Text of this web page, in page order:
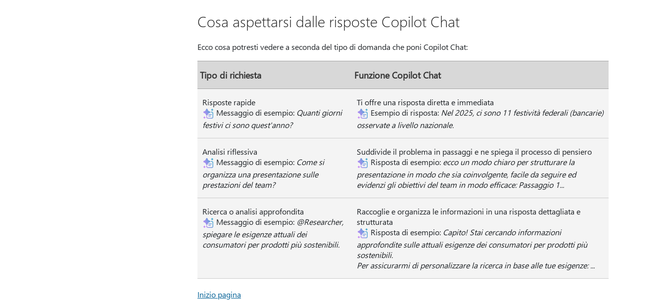
Cosa aspettarsi dalle risposte Copilot Chat
Ecco cosa potresti vedere a seconda del tipo di domanda che poni Copilot Chat:
Tipo di richiesta Funzione Copilot Chat
Risposte rapide
Messaggio di esempio: Quanti giorni
festivi ci sono quest'anno?
Ti offre una risposta diretta e immediata
Esempio di risposta: Nel 2025, ci sono 11 festività federali (bancarie)
osservate a livello nazionale.
Analisi riflessiva
Messaggio di esempio: Come si
organizza una presentazione sulle
prestazioni del team?
Suddivide il problema in passaggi e ne spiega il processo di pensiero
Risposta di esempio: ecco un modo chiaro per strutturare la
presentazione in modo che sia coinvolgente, facile da seguire ed
evidenzi gli obiettivi del team in modo efficace: Passaggio 1...
Ricerca o analisi approfondita
Messaggio di esempio: @Researcher,
spiegare le esigenze attuali dei
consumatori per prodotti più sostenibili.
Raccoglie e organizza le informazioni in una risposta dettagliata e
strutturata
Risposta di esempio: Capito! Stai cercando informazioni
approfondite sulle attuali esigenze dei consumatori per prodotti più
sostenibili.
Per assicurarmi di personalizzare la ricerca in base alle tue esigenze: ...
Inizio pagina